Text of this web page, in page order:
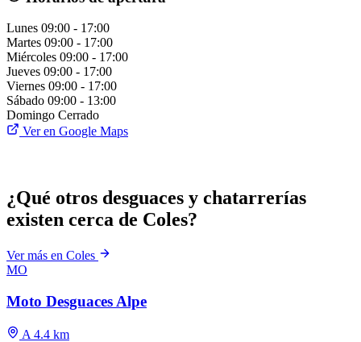
Lunes 09:00 - 17:00
Martes 09:00 - 17:00
Miércoles 09:00 - 17:00
Jueves 09:00 - 17:00
Viernes 09:00 - 17:00
Sábado 09:00 - 13:00
Domingo Cerrado
Ver en Google Maps
¿Qué otros desguaces y chatarrerías
existen cerca de Coles?
Ver más en Coles
MO
Moto Desguaces Alpe
A 4.4 km